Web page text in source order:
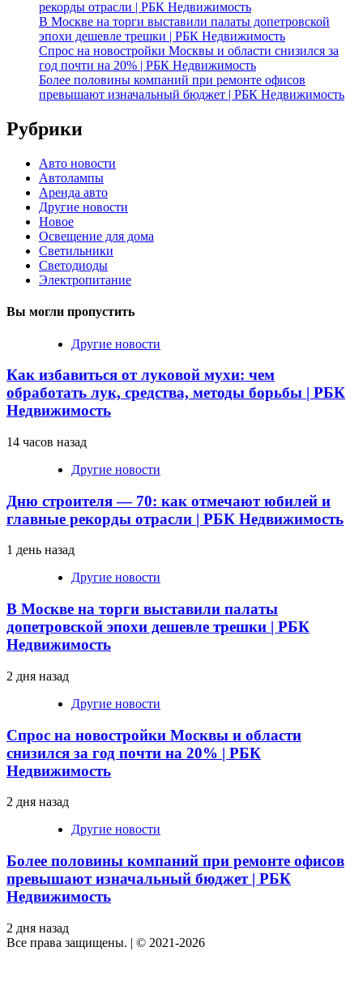
рекорды отрасли | РБК Недвижимость
В Москве на торги выставили палаты допетровской
эпохи дешевле трешки | РБК Недвижимость
Спрос на новостройки Москвы и области снизился за
год почти на 20% | РБК Недвижимость
Более половины компаний при ремонте офисов
превышают изначальный бюджет | РБК Недвижимость
Рубрики
Авто новости
Автолампы
Аренда авто
Другие новости
Новое
Освещение для дома
Светильники
Светодиоды
Электропитание
Вы могли пропустить
Другие новости
Как избавиться от луковой мухи: чем
обработать лук, средства, методы борьбы | РБК
Недвижимость
14 часов назад
Другие новости
Дню строителя — 70: как отмечают юбилей и
главные рекорды отрасли | РБК Недвижимость
1 день назад
Другие новости
В Москве на торги выставили палаты
допетровской эпохи дешевле трешки | РБК
Недвижимость
2 дня назад
Другие новости
Спрос на новостройки Москвы и области
снизился за год почти на 20% | РБК
Недвижимость
2 дня назад
Другие новости
Более половины компаний при ремонте офисов
превышают изначальный бюджет | РБК
Недвижимость
2 дня назад
Все права защищены. | © 2021-2026